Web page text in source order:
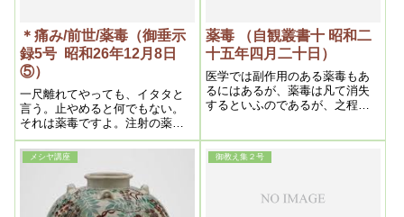
い。腸閉塞で食事を取っていま
すが、いい加減な事をいってい
るんですね。おかしいですね
＊痛み/前世/薬毒（御垂示
録5号 昭和26年12月8日
⑤）
一尺離れてやっても、イタタと
言う。止やめると何でもない。
それは薬毒ですよ。注射の薬の
どれかです。そんなのは治り良
いですよ。皮膚の直ぐ――皮下
に薬毒が集まっている。芯じゃ
ないんだから、治り良いんで
す。だから、やると直ぐに痛む
んです。
薬毒 （自観叢書十 昭和二
十五年四月二十日）
医学では副作用のある薬毒もあ
るにはあるが、薬毒は凡て消失
するといふのであるが、之程の
消化器能は天与の食物のみに限
は処理されないように出来てゐ
るからである。実に造化の妙は
メシヤ講座 御教え集２号